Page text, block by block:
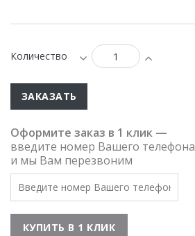
Количество
ЗАКАЗАТЬ
Оформите заказ в 1 клик —
введите номер Вашего телефона
и мы Вам перезвоним